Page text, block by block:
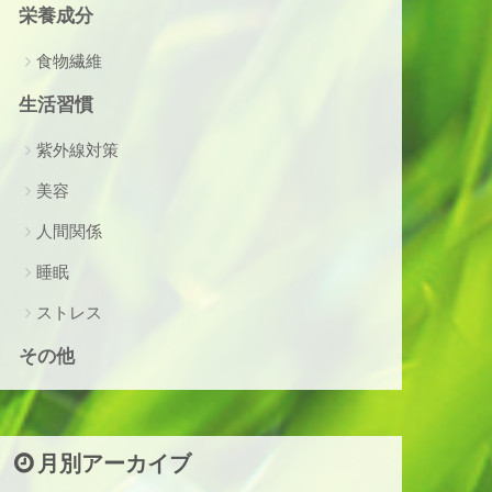
栄養成分
食物繊維
生活習慣
紫外線対策
美容
人間関係
睡眠
ストレス
その他
月別アーカイブ